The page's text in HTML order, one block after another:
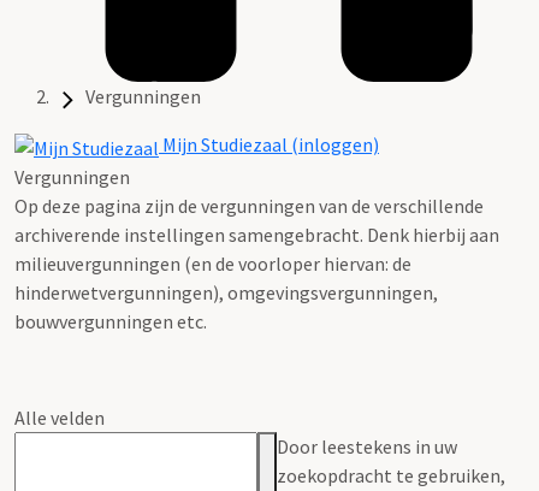
Vergunningen
Mijn Studiezaal (inloggen)
Vergunningen
Op deze pagina zijn de vergunningen van de verschillende
archiverende instellingen samengebracht. Denk hierbij aan
milieuvergunningen (en de voorloper hiervan: de
hinderwetvergunningen), omgevingsvergunningen,
bouwvergunningen etc.
Alle velden
Door leestekens in uw
zoekopdracht te gebruiken,